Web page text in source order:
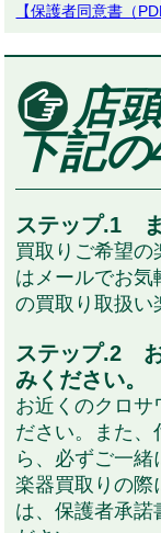
【保護者同意書（
店
下記
ステップ.1 ま
買取りご希望の
はメールでお気
の買取り取扱い
ステップ.2
みください。
お近くのクロサ
ださい。また、
ら、必ずご一緒
楽器買取りの際
は、保護者承諾